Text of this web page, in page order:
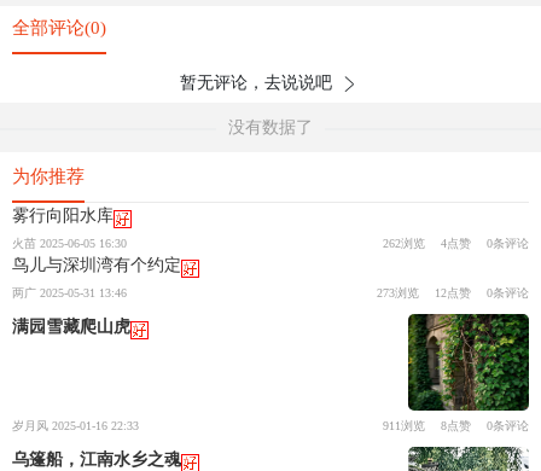
全部评论(0)
暂无评论，去说说吧
没有数据了
为你推荐
雾行向阳水库
火苗 2025-06-05 16:30 262浏览 4点赞 0条评论
鸟儿与深圳湾有个约定
两广 2025-05-31 13:46 273浏览 12点赞 0条评论
满园雪藏爬山虎
岁月风 2025-01-16 22:33 911浏览 8点赞 0条评论
乌篷船，江南水乡之魂